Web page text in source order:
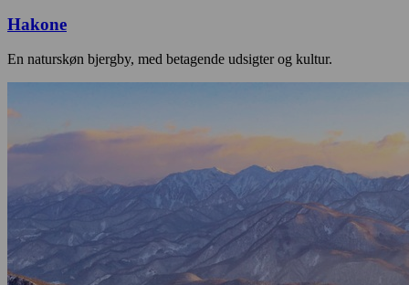
Hakone
En naturskøn bjergby, med betagende udsigter og kultur.